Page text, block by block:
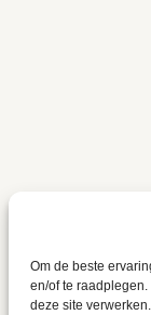
Om de beste
en/of te
deze site